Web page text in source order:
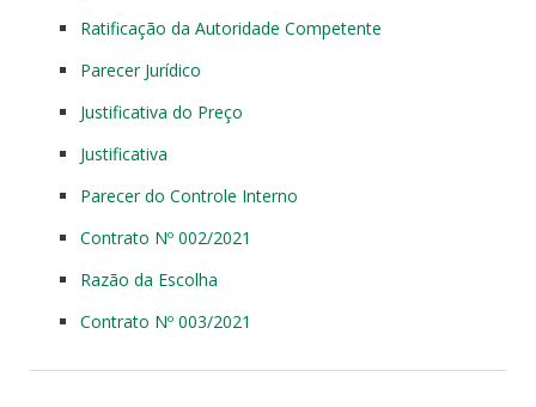
Ratificação da Autoridade Competente
Parecer Jurídico
Justificativa do Preço
Justificativa
Parecer do Controle Interno
Contrato Nº 002/2021
Razão da Escolha
Contrato Nº 003/2021